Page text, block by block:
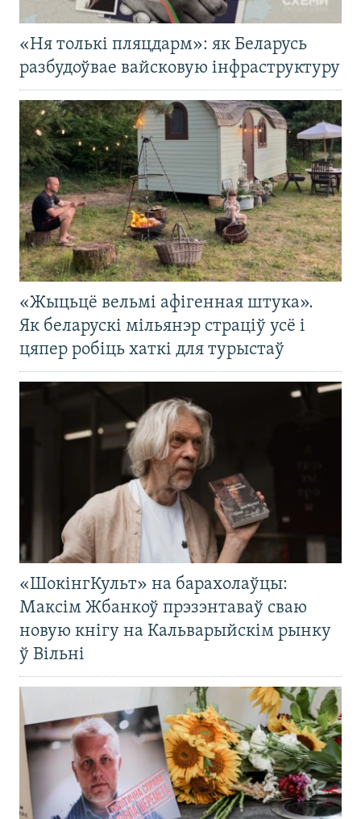
«Ня толькі пляцдарм»: як Беларусь
разбудоўвае вайсковую інфраструктуру
«Жыцьцё вельмі афігенная штука».
Як беларускі мільянэр страціў усё і
цяпер робіць хаткі для турыстаў
«ШокінгКульт» на барахолаўцы:
Максім Жбанкоў прэзэнтаваў сваю
новую кнігу на Кальварыйскім рынку
ў Вільні